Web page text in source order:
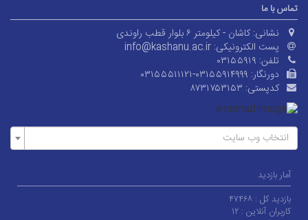
تماس با ما
نشانی: کاشان - کیلومتر ۶ بلوار قطب راوندی
پست الکترونیکی: info@kashanu.ac.ir
تلفن: ۰۳۱۵۵۹۱۹
دورنگار: ۰۳۱۵۵۵۱۱۱۲۱-۰۳۱۵۵۹۱۴۹۹۹
کدپستی: ۸۷۳۱۷۵۳۱۵۳
انتخاب وب سایت
آمار بازدید
بازدید کل : ۴۷۴۶۸
کاربران آنلاین : ۱۲